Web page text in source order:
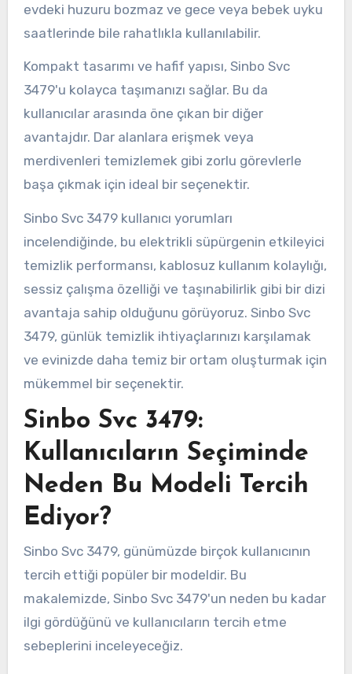
evdeki huzuru bozmaz ve gece veya bebek uyku
saatlerinde bile rahatlıkla kullanılabilir.
Kompakt tasarımı ve hafif yapısı, Sinbo Svc
3479'u kolayca taşımanızı sağlar. Bu da
kullanıcılar arasında öne çıkan bir diğer
avantajdır. Dar alanlara erişmek veya
merdivenleri temizlemek gibi zorlu görevlerle
başa çıkmak için ideal bir seçenektir.
Sinbo Svc 3479 kullanıcı yorumları
incelendiğinde, bu elektrikli süpürgenin etkileyici
temizlik performansı, kablosuz kullanım kolaylığı,
sessiz çalışma özelliği ve taşınabilirlik gibi bir dizi
avantaja sahip olduğunu görüyoruz. Sinbo Svc
3479, günlük temizlik ihtiyaçlarınızı karşılamak
ve evinizde daha temiz bir ortam oluşturmak için
mükemmel bir seçenektir.
Sinbo Svc 3479:
Kullanıcıların Seçiminde
Neden Bu Modeli Tercih
Ediyor?
Sinbo Svc 3479, günümüzde birçok kullanıcının
tercih ettiği popüler bir modeldir. Bu
makalemizde, Sinbo Svc 3479'un neden bu kadar
ilgi gördüğünü ve kullanıcıların tercih etme
sebeplerini inceleyeceğiz.